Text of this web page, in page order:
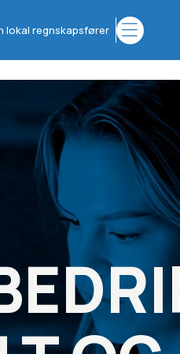
lokal regnskapsfører